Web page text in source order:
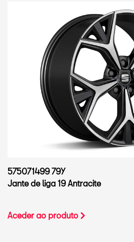
575071499 79Y
Jante de liga 19 Antracite
Aceder ao produto